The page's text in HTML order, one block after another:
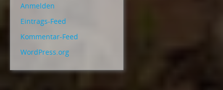
Anmelden
Eintrags-Feed
Kommentar-Feed
WordPress.org